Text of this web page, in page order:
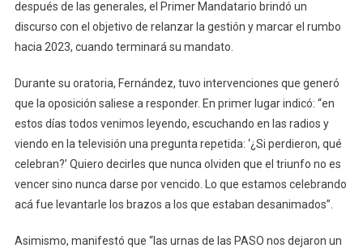
Dan
después de las generales, el Primer Mandatario brindó un
discurso con el objetivo de relanzar la gestión y marcar el rumbo
hacia 2023, cuando terminará su mandato.
Durante su oratoria, Fernández, tuvo intervenciones que generó
que la oposición saliese a responder. En primer lugar indicó: “en
estos días todos venimos leyendo, escuchando en las radios y
viendo en la televisión una pregunta repetida: ‘¿Si perdieron, qué
celebran?’ Quiero decirles que nunca olviden que el triunfo no es
vencer sino nunca darse por vencido. Lo que estamos celebrando
acá fue levantarle los brazos a los que estaban desanimados”.
Asimismo, manifestó que “las urnas de las PASO nos dejaron un